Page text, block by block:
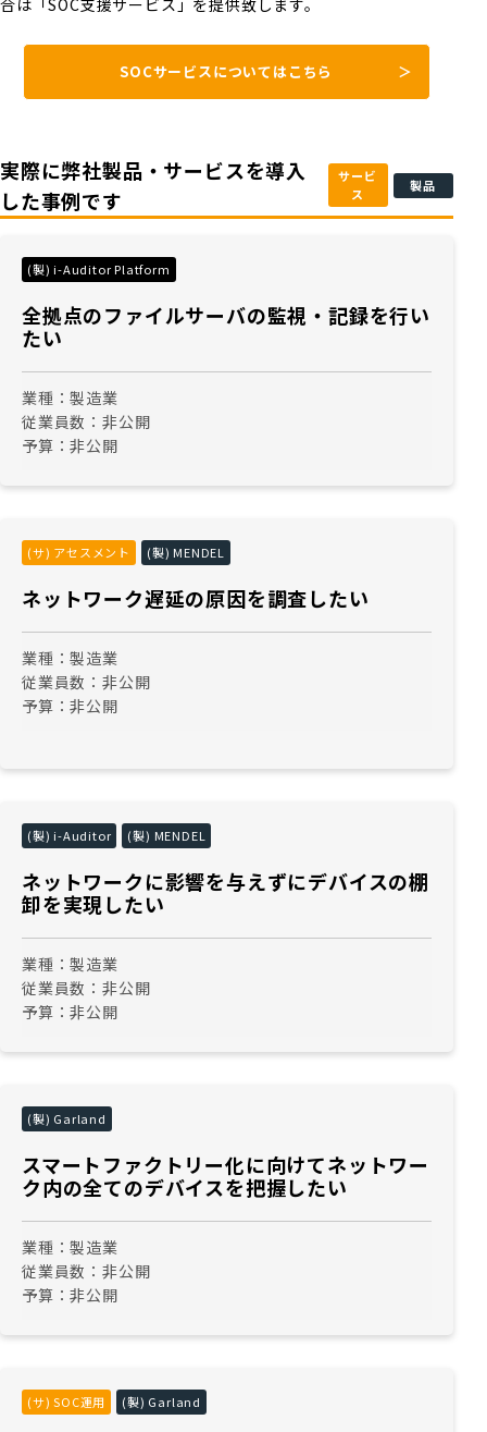
合は「SOC支援サービス」を提供致します。
SOCサービスについてはこちら
実際に弊社製品・サービスを導入
した事例です
サービ
ス
製品
(製) i-Auditor Platform
全拠点のファイルサーバの監視・記録を行い
たい
業種：製造業
従業員数： 非公開
予算：非公開
(サ) アセスメント (製) MENDEL
ネットワーク遅延の原因を調査したい
業種：製造業
従業員数： 非公開
予算：非公開
(製) i-Auditor (製) MENDEL
ネットワークに影響を与えずにデバイスの棚
卸を実現したい
業種：製造業
従業員数： 非公開
予算：非公開
(製) Garland
スマートファクトリー化に向けてネットワー
ク内の全てのデバイスを把握したい
業種：製造業
従業員数： 非公開
予算：非公開
(サ) SOC運用 (製) Garland